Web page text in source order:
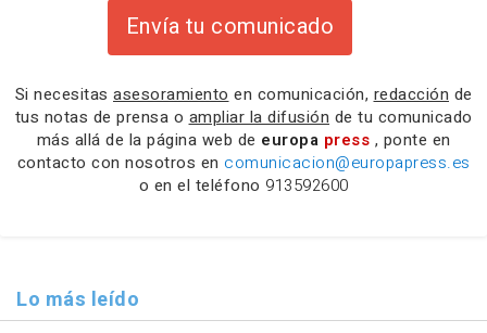
Envía tu comunicado
Si necesitas asesoramiento en comunicación, redacción de
tus notas de prensa o ampliar la difusión de tu comunicado
más allá de la página web de europa press , ponte en
contacto con nosotros en comunicacion@europapress.es
o en el teléfono 913592600
Lo más leído